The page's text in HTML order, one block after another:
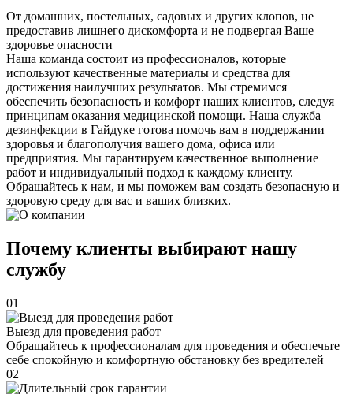
От домашних, постельных, садовых и других клопов, не
предоставив лишнего дискомфорта и не подвергая Ваше
здоровье опасности
Наша команда состоит из профессионалов, которые
используют качественные материалы и средства для
достижения наилучших результатов. Мы стремимся
обеспечить безопасность и комфорт наших клиентов, следуя
принципам оказания медицинской помощи. Наша служба
дезинфекции в Гайдуке готова помочь вам в поддержании
здоровья и благополучия вашего дома, офиса или
предприятия. Мы гарантируем качественное выполнение
работ и индивидуальный подход к каждому клиенту.
Обращайтесь к нам, и мы поможем вам создать безопасную и
здоровую среду для вас и ваших близких.
Почему клиенты выбирают нашу
службу
01
Выезд для проведения работ
Обращайтесь к профессионалам для проведения и обеспечьте
себе спокойную и комфортную обстановку без вредителей
02